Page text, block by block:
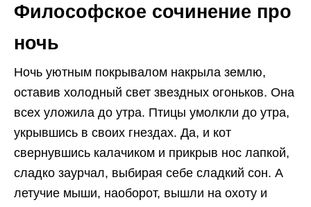
Философское сочинение про
ночь
Ночь уютным покрывалом накрыла землю,
оставив холодный свет звездных огоньков. Она
всех уложила до утра. Птицы умолкли до утра,
укрывшись в своих гнездах. Да, и кот
свернувшись калачиком и прикрыв нос лапкой,
сладко заурчал, выбирая себе сладкий сон. А
летучие мыши, наоборот, вышли на охоту и